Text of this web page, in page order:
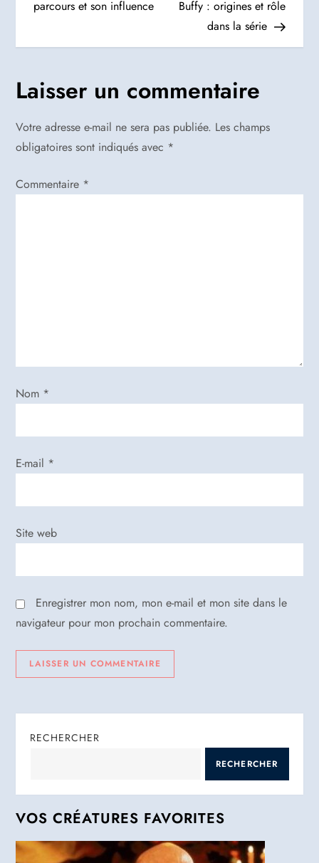
v
i
g
a
t
i
’
r
i
c
l
e
parcours et son influence
Buffy : origines et rôle
dans la série
Laisser un commentaire
Votre adresse e-mail ne sera pas publiée. Les champs
obligatoires sont indiqués avec *
Commentaire *
Nom *
E-mail *
Site web
Enregistrer mon nom, mon e-mail et mon site dans le
navigateur pour mon prochain commentaire.
RECHERCHER
RECHERCHER
VOS CRÉATURES FAVORITES